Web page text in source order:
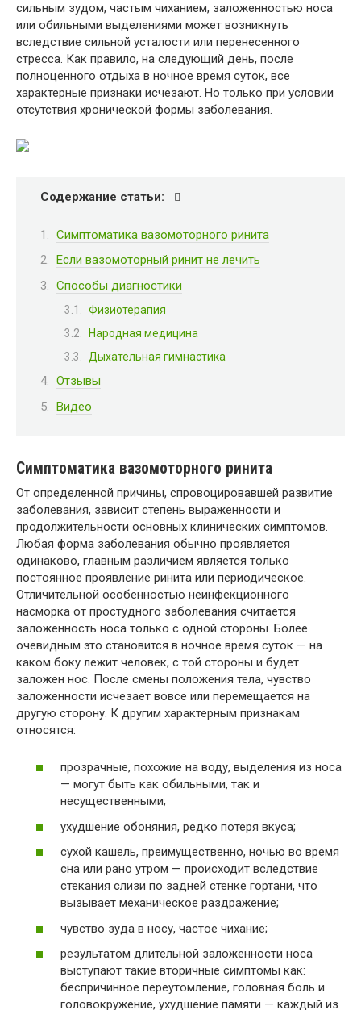
сильным зудом, частым чиханием, заложенностью носа
или обильными выделениями может возникнуть
вследствие сильной усталости или перенесенного
стресса. Как правило, на следующий день, после
полноценного отдыха в ночное время суток, все
характерные признаки исчезают. Но только при условии
отсутствия хронической формы заболевания.
Содержание статьи:
Симптоматика вазомоторного ринита
Если вазомоторный ринит не лечить
Способы диагностики
Физиотерапия
Народная медицина
Дыхательная гимнастика
Отзывы
Видео
Симптоматика вазомоторного ринита
От определенной причины, спровоцировавшей развитие
заболевания, зависит степень выраженности и
продолжительности основных клинических симптомов.
Любая форма заболевания обычно проявляется
одинаково, главным различием является только
постоянное проявление ринита или периодическое.
Отличительной особенностью неинфекционного
насморка от простудного заболевания считается
заложенность носа только с одной стороны. Более
очевидным это становится в ночное время суток — на
каком боку лежит человек, с той стороны и будет
заложен нос. После смены положения тела, чувство
заложенности исчезает вовсе или перемещается на
другую сторону. К другим характерным признакам
относятся:
прозрачные, похожие на воду, выделения из носа
— могут быть как обильными, так и
несущественными;
ухудшение обоняния, редко потеря вкуса;
сухой кашель, преимущественно, ночью во время
сна или рано утром — происходит вследствие
стекания слизи по задней стенке гортани, что
вызывает механическое раздражение;
чувство зуда в носу, частое чихание;
результатом длительной заложенности носа
выступают такие вторичные симптомы как:
беспричинное переутомление, головная боль и
головокружение, ухудшение памяти — каждый из